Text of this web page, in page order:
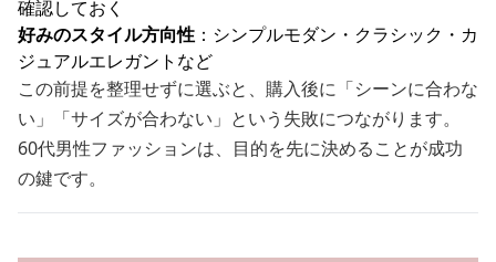
確認しておく
好みのスタイル方向性 ：シンプルモダン・クラシック・カ
ジュアルエレガントなど
この前提を整理せずに選ぶと、購入後に「シーンに合わな
い」「サイズが合わない」という失敗につながります。
60代男性ファッションは、目的を先に決めることが成功
の鍵です。